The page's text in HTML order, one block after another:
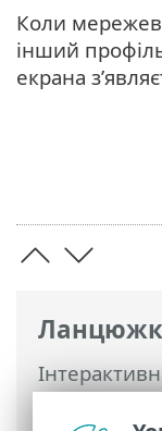
Security>
Коли
інший
екрана